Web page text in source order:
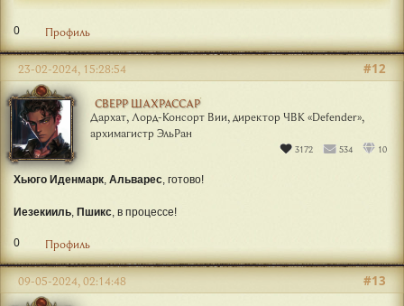
0 Профиль
СВЕРР ШАХРАССАР
Дархат, Лорд-Консорт Вии, директор ЧВК «Defender»,
архимагистр ЭльРан
3172 534 10
#12
23-02-2024, 15:28:54
Хьюго Иденмарк, Альварес, готово!
Иезекииль, Пшикс, в процессе!
0 Профиль
#13
09-05-2024, 02:14:48